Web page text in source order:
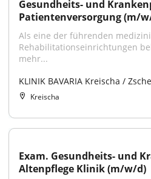
Gesundheits- und
Patientenversorgung (m/
Als eine der führenden
Rehabilitationseinrichtungen
mehr...
KLINIK BAVARIA Kreischa /
Kreischa
Exam. Gesundheits- und
Altenpflege Klinik (m/w/d)